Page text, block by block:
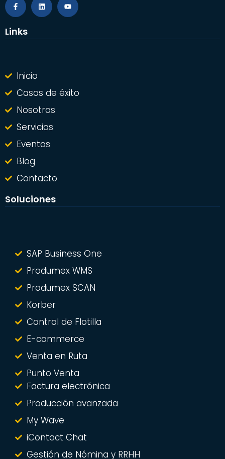
Links
Inicio
Casos de éxito
Nosotros
Servicios
Eventos
Blog
Contacto
Soluciones
SAP Business One
Produmex WMS
Produmex SCAN
Korber
Control de Flotilla
E-commerce
Venta en Ruta
Punto Venta
Factura electrónica
Producción avanzada
My Wave
iContact Chat
Gestión de Nómina y RRHH